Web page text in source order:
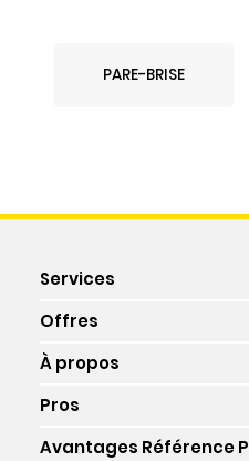
PARE-BRISE
Services
Offres
À propos
Pros
Avantages Référence